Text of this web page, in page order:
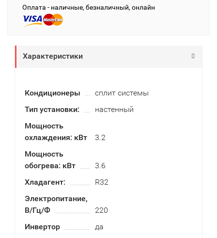
Оплата - наличные, безналичный, онлайн
Характеристики
Кондиционеры
сплит системы
Тип установки:
настенный
Мощность
охлаждения: кВт
3.2
Мощность
обогрева: кВт
3.6
Хладагент:
R32
Электропитание,
В/Гц/Ф
220
Инвертор
да